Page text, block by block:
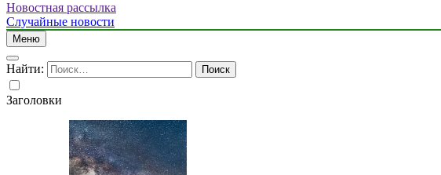
Новостная рассылка
Случайные новости
Меню
Найти:
Заголовки